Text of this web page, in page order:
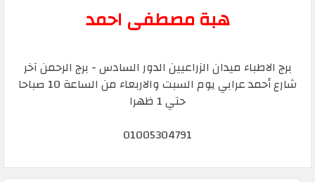
هبة مصطفى احمد
برج الاطباء ميدان الزراعيين الدور السادس - برج الرحمن آخر
شارع أحمد عرابي يوم السبت والاربعاء من الساعة 10 صباحا
حتي 1 ظهرا
01005304791